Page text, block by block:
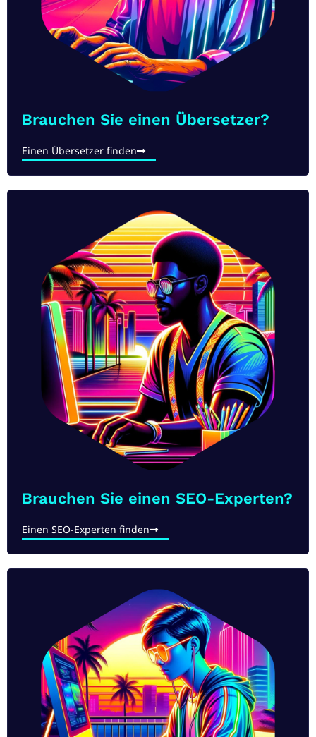
Brauchen Sie einen Übersetzer?
Einen Übersetzer finden
Brauchen Sie einen SEO-Experten?
Einen SEO-Experten finden